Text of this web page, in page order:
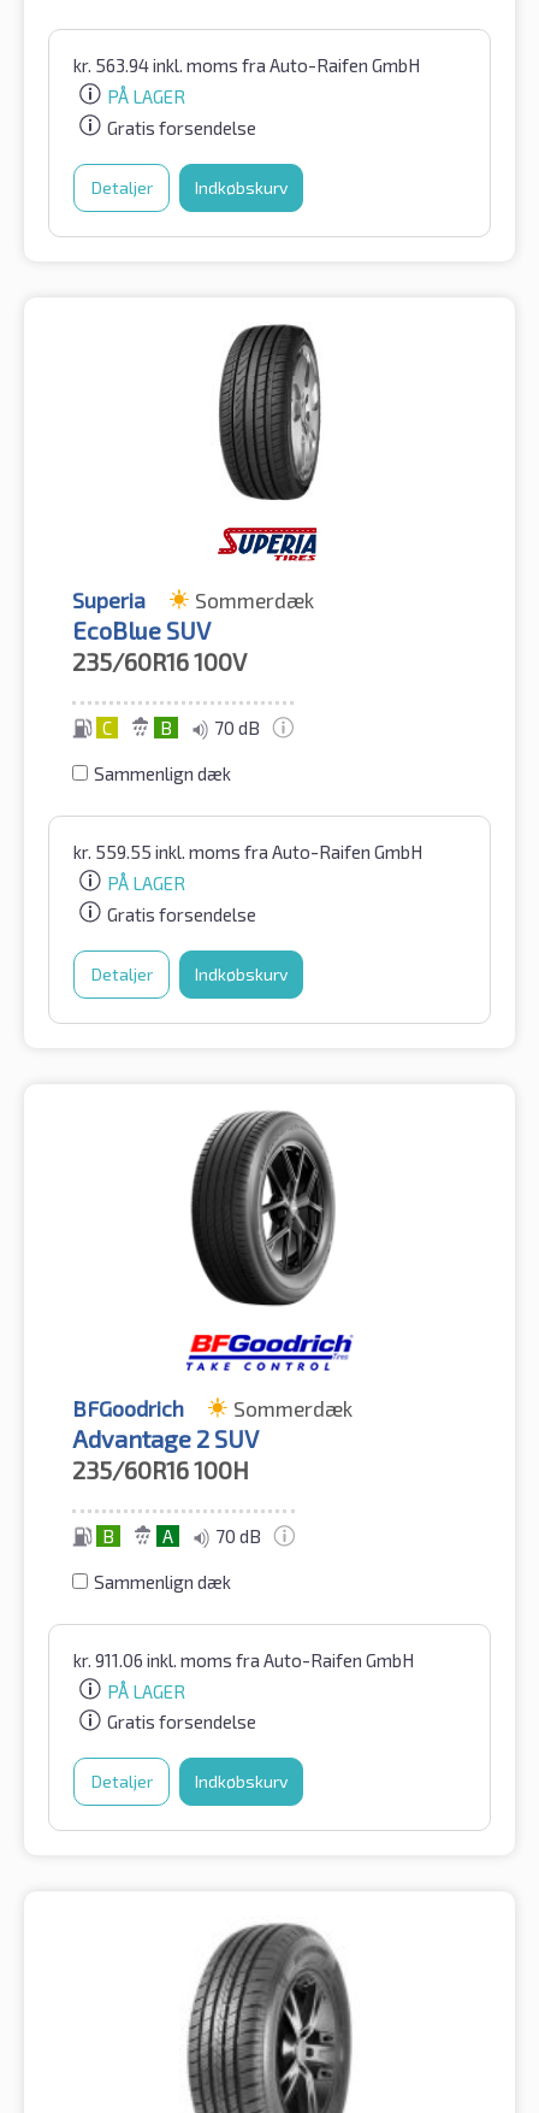
kr. 563.94inkl. moms fra Auto-Raifen GmbH
PÅ LAGER
Gratis forsendelse
Detaljer Indkøbskurv
Superia Sommerdæk
EcoBlue SUV
235/60R16100V
C B 70 dB
Sammenlign dæk
kr. 559.55 inkl. moms fra Auto-Raifen GmbH
PÅ LAGER
Gratis forsendelse
Detaljer Indkøbskurv
BFGoodrich Sommerdæk
Advantage 2 SUV
235/60R16100H
B A 70 dB
Sammenlign dæk
kr. 911.06 inkl. moms fra Auto-Raifen GmbH
PÅ LAGER
Gratis forsendelse
Detaljer Indkøbskurv